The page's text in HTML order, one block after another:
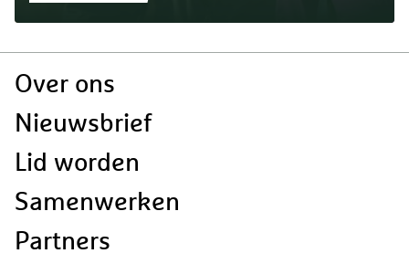
Doormat
Over ons
Nieuwsbrief
Lid worden
Samenwerken
Partners